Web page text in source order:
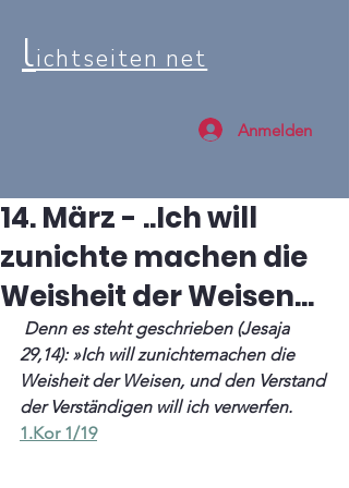
lichtseiten net
Anmelden
14. März - ..Ich will
zunichte machen die
Weisheit der Weisen...
29,14): »Ich will zunichtemachen die
Weisheit der Weisen, und den Verstand
der Verständigen will ich verwerfen.
1.Kor 1/19